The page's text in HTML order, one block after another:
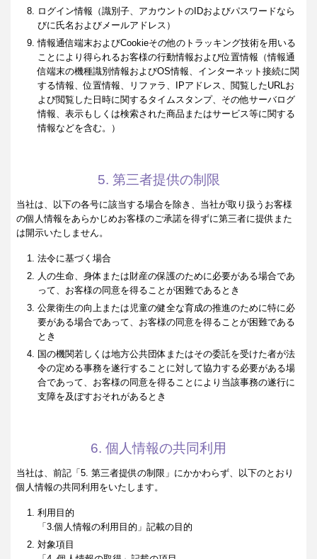
ログイン情報（識別子、アカウントのIDおよびパスワードなら
びに氏名およびメールアドレス）
情報通信端末およびCookieその他のトラッキング技術を用いる
ことにより得られるお客様の行動情報および位置情報（情報通
信端末の機種識別情報およびOS情報、インターネット接続に関
する情報、位置情報、リファラ、IPアドレス、閲覧したURLお
よび閲覧した日時に関するタイムスタンプ、その他サーバログ
情報、表示もしくは検索された商品またはサービス等に関する
情報などを含む。）
5. 第三者提供の制限
当社は、以下の各号に該当する場合を除き、当社が取り扱うお客様
の個人情報をあらかじめお客様のご承諾を得ずに第三者に提供また
は開示いたしません。
法令に基づく場合
人の生命、身体または財産の保護のために必要がある場合であ
って、お客様の同意を得ることが困難であるとき
公衆衛生の向上または児童の健全な育成の推進のために特に必
要がある場合であって、お客様の同意を得ることが困難である
とき
国の機関若しくは地方公共団体またはその委託を受けた者が法
令の定める事務を遂行することに対して協力する必要がある場
合であって、お客様の同意を得ることにより当該事務の遂行に
支障を及ぼすおそれがあるとき
6. 個人情報の共同利用
当社は、前記「5. 第三者提供の制限」にかかわらず、以下のとおり
個人情報の共同利用をいたします。
利用目的
「3.個人情報の利用目的」記載の目的
対象項目